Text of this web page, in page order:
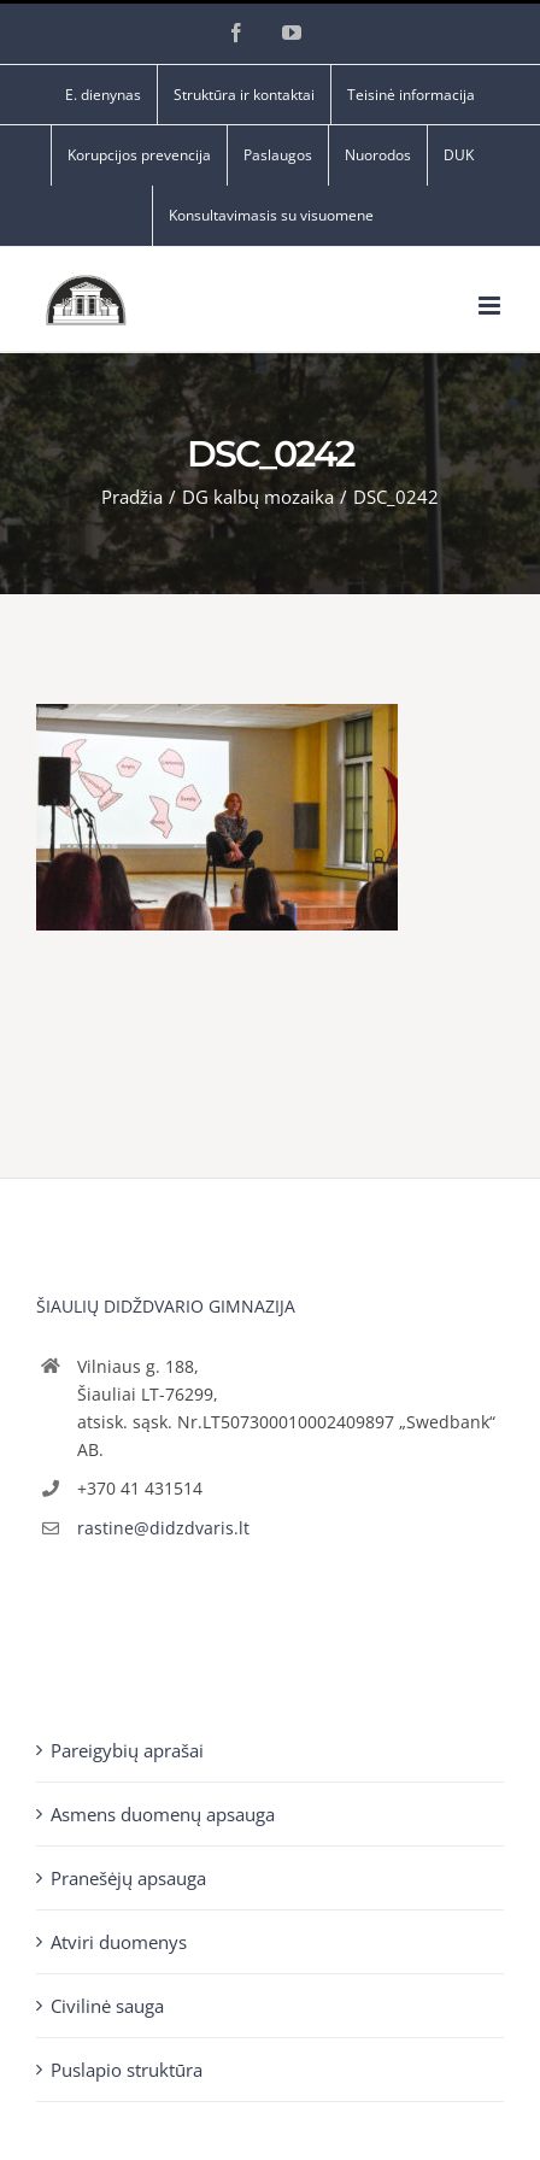
FacebookYouTube
E. dienynas Struktūra ir kontaktai Teisinė informacija
Korupcijos prevencija Paslaugos Nuorodos DUK
Konsultavimasis su visuomene
DSC_0242
Pradžia / DG kalbų mozaika / DSC_0242
ŠIAULIŲ DIDŽDVARIO GIMNAZIJA
Vilniaus g. 188,
Šiauliai LT-76299,
atsisk. sąsk. Nr.LT507300010002409897 „Swedbank“
AB.
+370 41 431514
rastine@didzdvaris.lt
Pareigybių aprašai
Asmens duomenų apsauga
Pranešėjų apsauga
Atviri duomenys
Civilinė sauga
Puslapio struktūra